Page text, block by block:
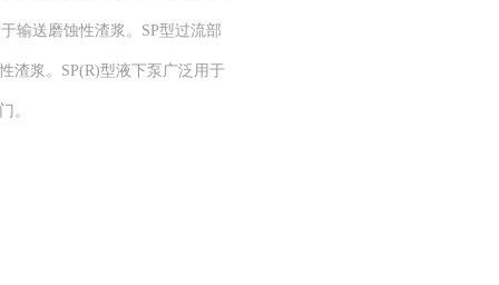
输送磨蚀性渣浆。SP型过流部
渣浆。SP(R)型液下泵广泛用于
。